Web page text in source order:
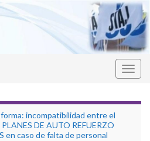
incompatibilidad entre el
DE AUTO REFUERZO
en caso de falta de personal